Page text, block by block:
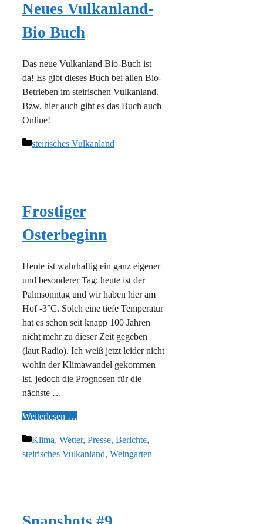
Neues Vulkanland-
Bio Buch
Das neue Vulkanland Bio-Buch ist
da! Es gibt dieses Buch bei allen Bio-
Betrieben im steirischen Vulkanland.
Bzw. hier auch gibt es das Buch auch
Online!
Kategorien
steirisches Vulkanland
Frostiger
Osterbeginn
Heute ist wahrhaftig ein ganz eigener
und besonderer Tag: heute ist der
Palmsonntag und wir haben hier am
Hof -3°C. Solch eine tiefe Temperatur
hat es schon seit knapp 100 Jahren
nicht mehr zu dieser Zeit gegeben
(laut Radio). Ich weiß jetzt leider nicht
wohin der Klimawandel gekommen
ist, jedoch die Prognosen für die
nächste …
Weiterlesen …
Kategorien
Klima, Wetter, Presse, Berichte,
steirisches Vulkanland, Weingarten